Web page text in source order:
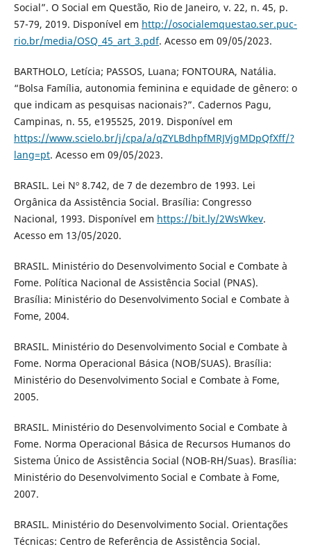
Social”. O Social em Questão, Rio de Janeiro, v. 22, n. 45, p.
57-79, 2019. Disponível em http://osocialemquestao.ser.puc-
rio.br/media/OSQ_45_art_3.pdf. Acesso em 09/05/2023.
BARTHOLO, Letícia; PASSOS, Luana; FONTOURA, Natália.
“Bolsa Família, autonomia feminina e equidade de gênero: o
que indicam as pesquisas nacionais?”. Cadernos Pagu,
Campinas, n. 55, e195525, 2019. Disponível em
https://www.scielo.br/j/cpa/a/qZYLBdhpfMRJVjgMDpQfXff/?
lang=pt. Acesso em 09/05/2023.
BRASIL. Lei Nº 8.742, de 7 de dezembro de 1993. Lei
Orgânica da Assistência Social. Brasília: Congresso
Nacional, 1993. Disponível em https://bit.ly/2WsWkev.
Acesso em 13/05/2020.
BRASIL. Ministério do Desenvolvimento Social e Combate à
Fome. Política Nacional de Assistência Social (PNAS).
Brasília: Ministério do Desenvolvimento Social e Combate à
Fome, 2004.
BRASIL. Ministério do Desenvolvimento Social e Combate à
Fome. Norma Operacional Básica (NOB/SUAS). Brasília:
Ministério do Desenvolvimento Social e Combate à Fome,
2005.
BRASIL. Ministério do Desenvolvimento Social e Combate à
Fome. Norma Operacional Básica de Recursos Humanos do
Sistema Único de Assistência Social (NOB-RH/Suas). Brasília:
Ministério do Desenvolvimento Social e Combate à Fome,
2007.
BRASIL. Ministério do Desenvolvimento Social. Orientações
Técnicas: Centro de Referência de Assistência Social.